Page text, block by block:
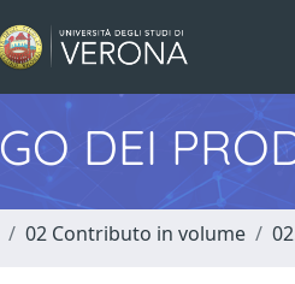
DEI
02 Contributo in volume